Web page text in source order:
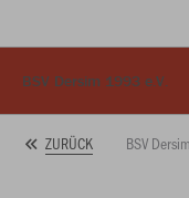
BSV Dersim 1993 e.V.
ZURÜCK BSV